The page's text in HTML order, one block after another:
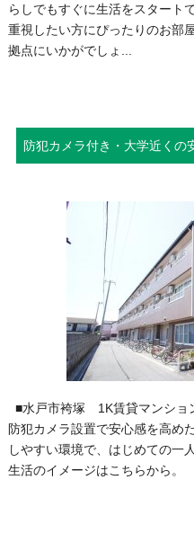
らしでもすぐに生活をスタート
重視したい方にぴったりのお部
拠点にいかがでしょ...
防犯カメラ付き・大学近くの
■水戸市袴塚 1K賃貸マンショ
防犯カメラ設置で安心感を高め
しやすい環境で、はじめての一
生活のイメージはこちらから。